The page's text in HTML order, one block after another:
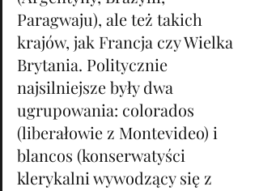
Paragwaju), ale też takich
krajów, jak Francja czy Wielka
Brytania. Politycznie
najsilniejsze były dwa
ugrupowania: colorados
(liberałowie z Montevideo) i
blancos (konserwatyści
klerykalni wywodzący się z